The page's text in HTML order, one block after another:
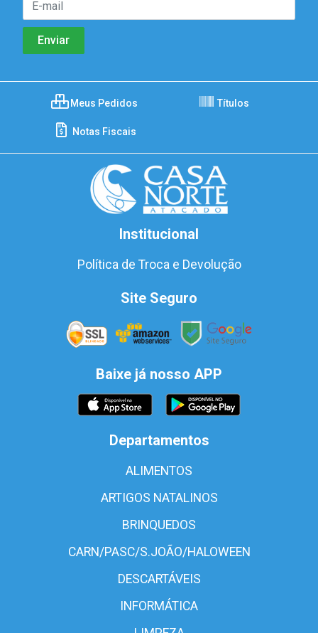
Meus Pedidos Títulos
Notas Fiscais
Institucional
Política de Troca e Devolução
Site Seguro
Baixe já nosso APP
Departamentos
ALIMENTOS
ARTIGOS NATALINOS
BRINQUEDOS
CARN/PASC/S.JOÃO/HALOWEEN
DESCARTÁVEIS
INFORMÁTICA